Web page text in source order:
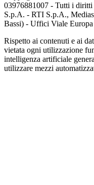
03976881007 - Tutti i
S.p.A. - RTI S.p.A.,
Bassi) - Uffici Viale
Rispetto ai contenuti e ai
vietata ogni utilizzazione
intelligenza artificiale
utilizzare mezzi